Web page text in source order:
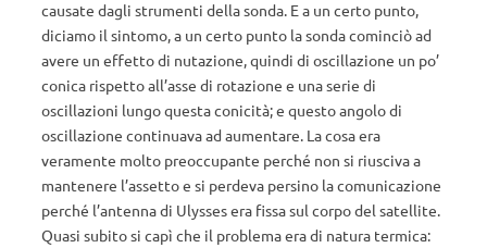
causate dagli strumenti della sonda. E a un certo punto,
diciamo il sintomo, a un certo punto la sonda cominciò ad
avere un effetto di nutazione, quindi di oscillazione un po’
conica rispetto all’asse di rotazione e una serie di
oscillazioni lungo questa conicità; e questo angolo di
oscillazione continuava ad aumentare. La cosa era
veramente molto preoccupante perché non si riusciva a
mantenere l’assetto e si perdeva persino la comunicazione
perché l’antenna di Ulysses era fissa sul corpo del satellite.
Quasi subito si capì che il problema era di natura termica: